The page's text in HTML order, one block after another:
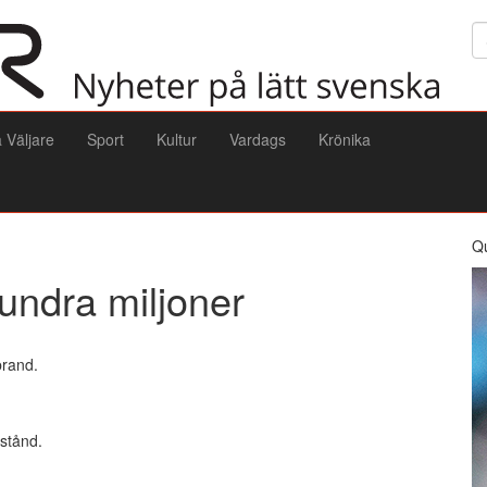
Väljare Sport Kultur Vardags Krönika
miljoner